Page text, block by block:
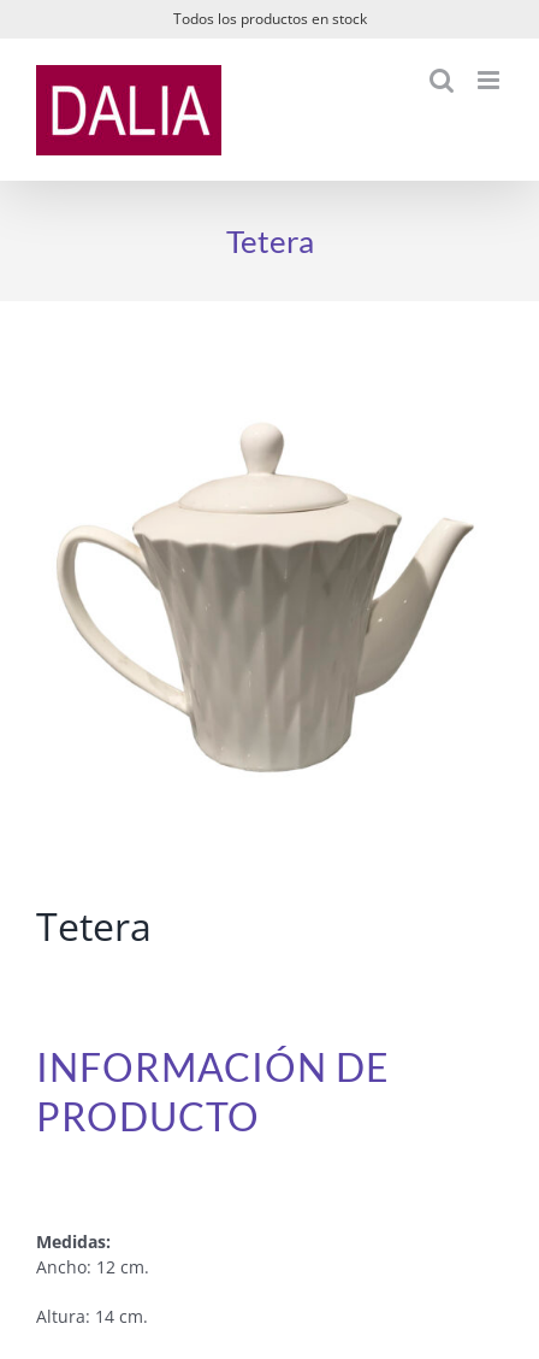
contenido
Todos los productos en stock
Tetera
Tetera
INFORMACIÓN DE
PRODUCTO
Medidas:
Ancho: 12 cm.
Altura: 14 cm.